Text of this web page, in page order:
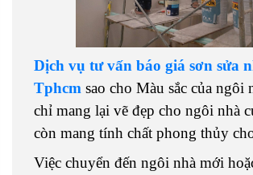
Dịch vụ tư vấn báo giá sơn sửa
Tphcm sao cho Màu sắc của ngôi
chỉ mang lại vẽ đẹp cho ngôi nhà
còn mang tính chất phong thủy
Việc chuyển đến ngôi nhà mới